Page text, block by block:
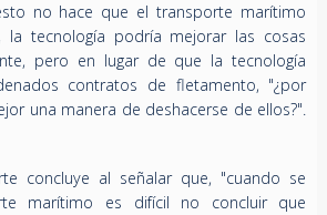
no hace que el transporte marítimo
la tecnología podría mejorar las cosas
pero en lugar de que la tecnología
contratos de fletamento, "¿por
una manera de deshacerse de ellos?".
concluye al señalar que, "cuando se
marítimo es difícil no concluir que